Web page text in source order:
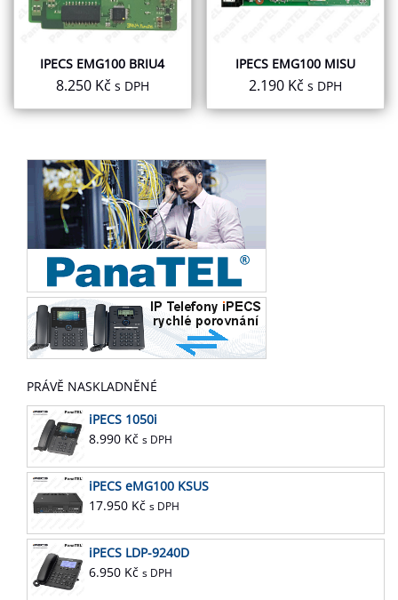
IPECS EMG100 BRIU4
8.250 Kč s DPH
IPECS EMG100 MISU
2.190 Kč s DPH
PRÁVĚ NASKLADNĚNÉ
iPECS 1050i
8.990 Kč s DPH
iPECS eMG100 KSUS
17.950 Kč s DPH
iPECS LDP-9240D
6.950 Kč s DPH